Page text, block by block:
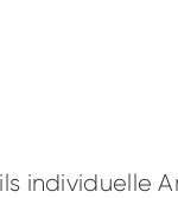
individuelle